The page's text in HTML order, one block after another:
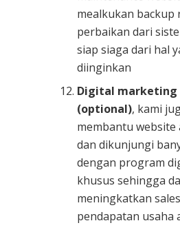
mealkukan backup
perbaikan dari
siap siaga dari hal
diinginkan
Digital marketing
(optional), kami
membantu website
dan dikunjungi
dengan program
khusus sehingga
meningkatkan
pendapatan usaha